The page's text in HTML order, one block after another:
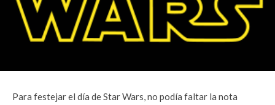
Para festejar el día de Star Wars, no podía faltar la nota